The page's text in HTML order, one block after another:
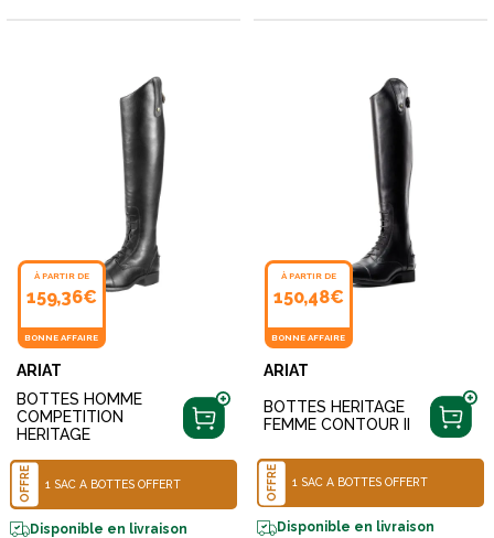
À PARTIR DE
159,36€
BONNE AFFAIRE
ARIAT
BOTTES HOMME
COMPETITION
HERITAGE
OFFRE 1 SAC À BOTTES OFFERT
Disponible en livraison
À PARTIR DE
150,48€
BONNE AFFAIRE
ARIAT
BOTTES HERITAGE
FEMME CONTOUR II
OFFRE 1 SAC À BOTTES OFFERT
Disponible en livraison